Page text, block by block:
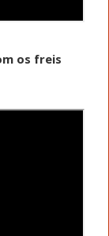
os freis